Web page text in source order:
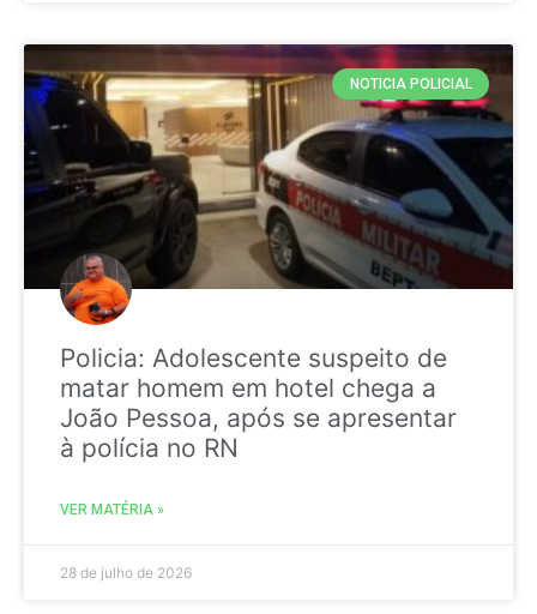
NOTICIA POLICIAL
Policia: Adolescente suspeito de
matar homem em hotel chega a
João Pessoa, após se apresentar
à polícia no RN
VER MATÉRIA »
28 de julho de 2026